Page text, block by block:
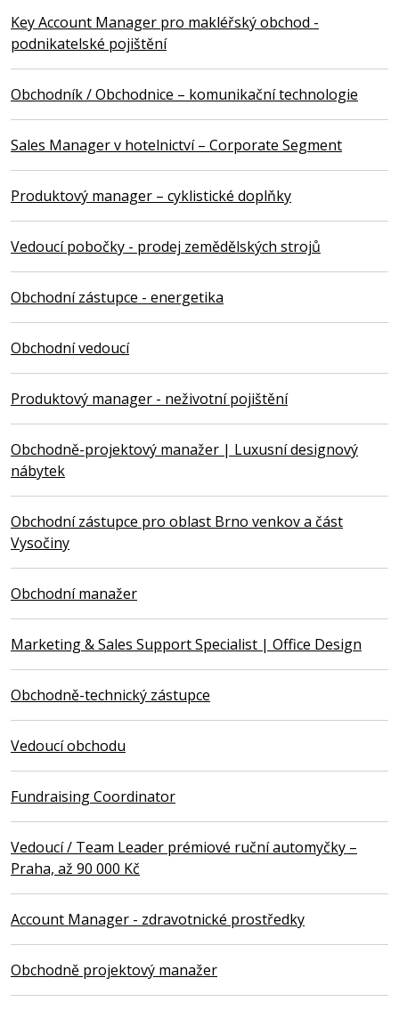
Key Account Manager pro makléřský obchod -
podnikatelské pojištění
Obchodník / Obchodnice – komunikační technologie
Sales Manager v hotelnictví – Corporate Segment
Produktový manager – cyklistické doplňky
Vedoucí pobočky - prodej zemědělských strojů
Obchodní zástupce - energetika
Obchodní vedoucí
Produktový manager - neživotní pojištění
Obchodně-projektový manažer | Luxusní designový
nábytek
Obchodní zástupce pro oblast Brno venkov a část
Vysočiny
Obchodní manažer
Marketing & Sales Support Specialist | Office Design
Obchodně-technický zástupce
Vedoucí obchodu
Fundraising Coordinator
Vedoucí / Team Leader prémiové ruční automyčky –
Praha, až 90 000 Kč
Account Manager - zdravotnické prostředky
Obchodně projektový manažer